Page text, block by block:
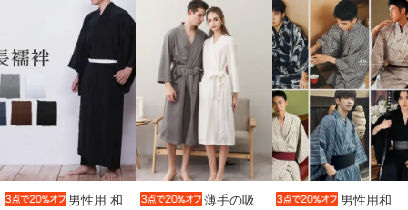
男性用 和
薄手の吸
男性用和